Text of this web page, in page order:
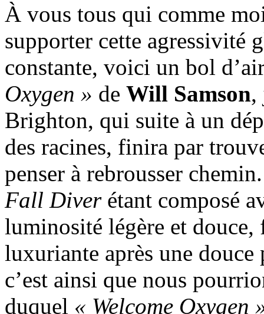
À vous tous qui comme
supporter cette agressivité
constante, voici un bol
Oxygen » de Will Samson,
Brighton, qui suite à un
des racines, finira par
penser à rebrousser
Fall Diver étant composé
luminosité légère et douce,
luxuriante après une
c’est ainsi que nous
duquel « Welcome Oxygen